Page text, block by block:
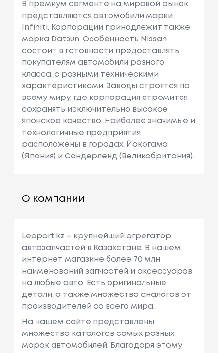
В премиум сегменте на мировой рынок
представляются автомобили марки
Infiniti. Корпорации принадлежит также
марка Datsun. Особенность Nissan
состоит в готовности предоставлять
покупателям автомобили разного
класса, с разными техническими
характеристиками. Заводы строятся по
всему миру, где корпорация стремится
сохранять исключительно высокое
японское качество. Наиболее значимые и
технологичные предприятия
расположены в городах: Йокогама
(Япония) и Сандерленд (Великобритания).
О компании
Leopart.kz – крупнейший агрегатор
автозапчастей в Казахстане. В нашем
интернет магазине более 70 млн
наименований запчастей и аксессуаров
на любые авто. Есть оригинальные
детали, а также множество аналогов от
производителей со всего мира.
На нашем сайте представлены
множество каталогов самых разных
марок автомобилей. Благодоря этому,